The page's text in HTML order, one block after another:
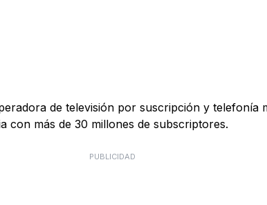
de televisión por suscripción y telefonía
con más de 30 millones de subscriptores.
PUBLICIDAD